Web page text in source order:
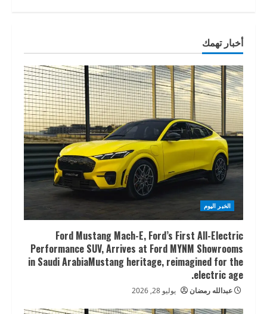
أخبار تهمك
الخبر اليوم
Ford Mustang Mach-E, Ford’s First All-Electric
Performance SUV, Arrives at Ford MYNM Showrooms
in Saudi ArabiaMustang heritage, reimagined for the
electric age.
عبدالله رمضان يوليو 28, 2026